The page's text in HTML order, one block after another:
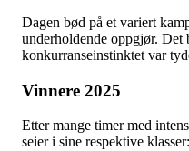
Dagen bød på et variert
underholdende oppgjør. Det
konkurranseinstinktet var
Vinnere 2025
Etter mange timer med
seier i sine respektive klasser: